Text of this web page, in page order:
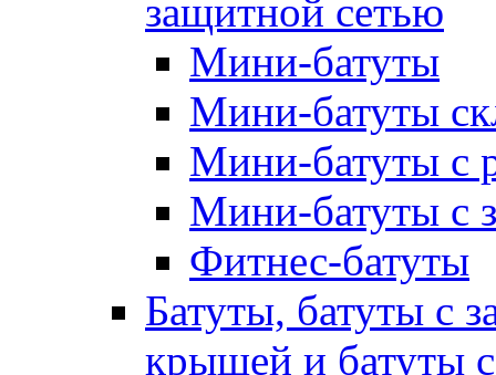
защитной сетью
Мини-батуты
Мини-батуты
Мини-батуты с
Мини-батуты с
Фитнес-батуты
Батуты, батуты с
крышей и батуты